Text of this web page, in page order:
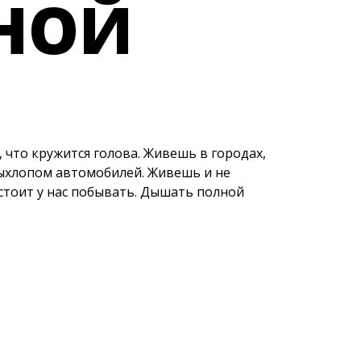
кружится голова. Живешь в городах,
автомобилей. Живешь и не
у нас побывать. Дышать полной